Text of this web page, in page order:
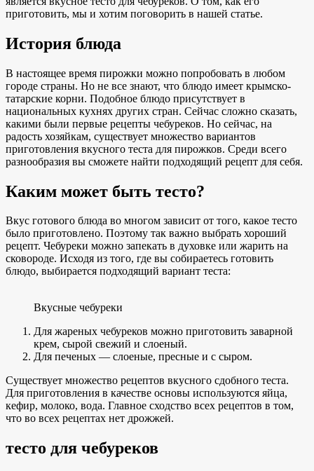
приготовить, мы и хотим поговорить в нашей статье.
История блюда
В настоящее время пирожки можно попробовать в любом
городе страны. Но не все знают, что блюдо имеет крымско-
татарские корни. Подобное блюдо присутствует в
национальных кухнях других стран. Сейчас сложно сказать,
какими были первые рецепты чебуреков. Но сейчас, на
радость хозяйкам, существует множество вариантов
приготовления вкусного теста для пирожков. Среди всего
разнообразия вы сможете найти подходящий рецепт для себя.
Каким может быть тесто?
Вкус готового блюда во многом зависит от того, какое тесто
было приготовлено. Поэтому так важно выбрать хороший
рецепт. Чебуреки можно запекать в духовке или жарить на
сковороде. Исходя из того, где вы собираетесь готовить
блюдо, выбирается подходящий вариант теста:
Вкусные чебуреки
Для жареных чебуреков можно приготовить заварной
крем, сырой свежий и слоеный.
Для печеных — слоеные, пресные и с сыром.
Существует множество рецептов вкусного сдобного теста.
Для приготовления в качестве основы используются яйца,
кефир, молоко, вода. Главное сходство всех рецептов в том,
что во всех рецептах нет дрожжей.
тесто для чебуреков